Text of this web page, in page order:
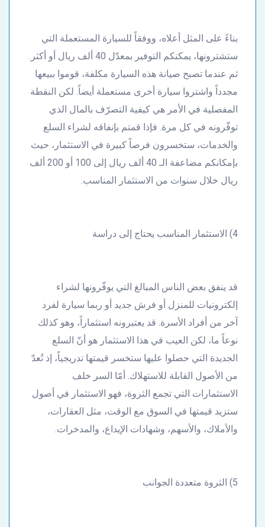
بناءً على المثل أعلاه، ووفقاً للسيارة المستعملة التي
ستشترونها، يمكنكم التوفير بمعدّل 40 ألف ريال أو أكثر.
ثم عندما تصبح صيانة هذه السيارة مكلفة، قوموا ببيعها
مجدداً واشتروا سيارة أخرى مستعملة أيضاً. لكن النقطة
المفصلية في الأمر هي كيفية التصرّف بالمال الذي
توفّرونه في كل مرة. فإذا قمتم بإنفاقه لشراء السلع
والخدمات، ستخسرون فرصاً كبيرة في الاستثمار، حيث
بإمكانكم مضاعفة الـ 40 ألف ريال إلى 100 أو 200 ألف
ريال خلال سنوات من الاستثمار المناسب.
4) الاستثمار المناسب يحتاج إلى دراسة
قد ينفق بعض الناس المبالغ التي يوفّرونها لشراء
إلكترونيات للمنزل أو فرش جديد أو ربما سيارة لفرد
آخر من أفراد الأسرة. قد يعتبرونه استثماراً، وهو كذلك
نوعاً ما، لكن العيب في هذا الاستثمار هو أنّ السلع
الجديدة التي حصلوا عليها ستخسر قيمتها تدريجياً، إذ تُعدّ
من الأصول القابلة للاستهلاك. أمّا السر خلف
الاستثمارات التي تجمع الثروة، فهو الاستثمار في أصول
ستزيد قيمتها في السوق مع الوقت، مثل العقارات،
والأملاك، والأسهم، وشهادات الإيداع، والمدخرات.
5) الثروة متعددة الجوانب